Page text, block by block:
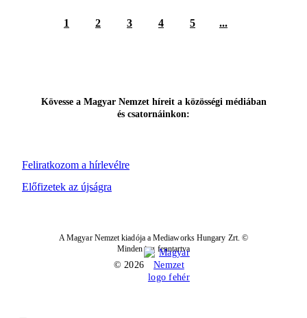
1 2 3 4 5 ...
Feliratkozom a hírlevélre
Kövesse a Magyar Nemzet híreit a közösségi médiában
és csatornáinkon:
Előfizetek az újságra
A Magyar Nemzet kiadója a Mediaworks Hungary Zrt. ©
Minden jog fenntartva
© 2026